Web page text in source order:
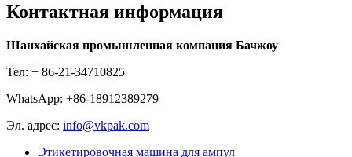
Контактная информация
Шанхайская промышленная компания Бачжоу
Тел: + 86-21-34710825
WhatsApp: +86-18912389279
Эл. адрес: info@vkpak.com
Этикетировочная машина для ампул